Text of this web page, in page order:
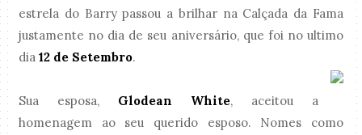
estrela do Barry passou a brilhar na Calçada da Fama
justamente no dia de seu aniversário, que foi no ultimo
dia12 de Setembro.
Sua esposa, Glodean White, aceitou a
homenagem ao seu querido esposo. Nomes como